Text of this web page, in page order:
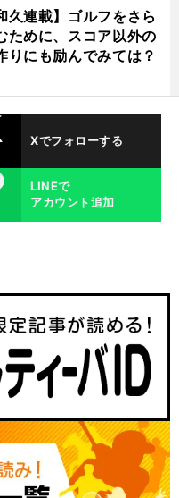
久連載】ゴルフをさら
ために、スコア以外の
りにも励んでみては？
Xでフォローする
LINEで
アカウント追加